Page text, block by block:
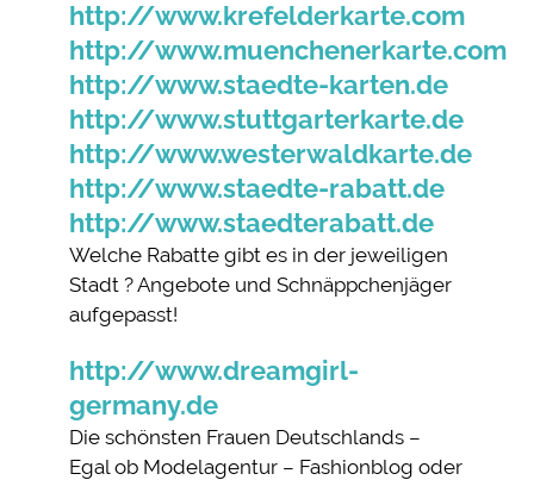
http://www.krefelderkarte.com
http://www.muenchenerkarte.com
http://www.staedte-karten.de
http://www.stuttgarterkarte.de
http://www.westerwaldkarte.de
http://www.staedte-rabatt.de
http://www.staedterabatt.de
Welche Rabatte gibt es in der jeweiligen
Stadt ? Angebote und Schnäppchenjäger
aufgepasst!
http://www.dreamgirl-
germany.de
Die schönsten Frauen Deutschlands –
Egal ob Modelagentur – Fashionblog oder